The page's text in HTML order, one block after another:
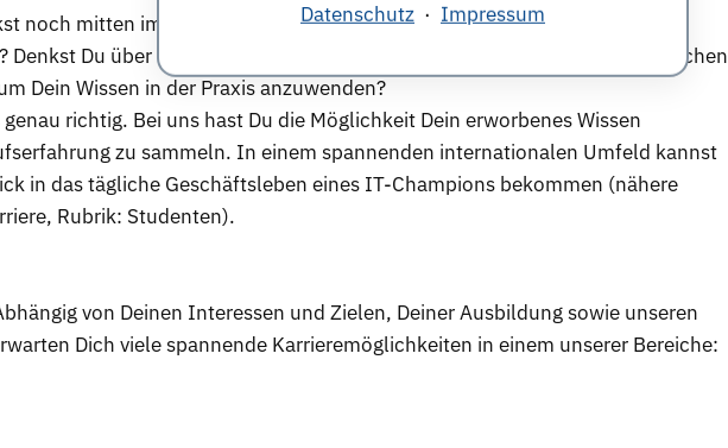
Datenschutz · Impressum
noch mitten im Studium, suchst aber nach einer Möglichkeit Theorie und
Denkst Du über ein Praktikum oder eine Abschlussarbeit mit einem praktischen
Dein Wissen in der Praxis anzuwenden?
richtig. Bei uns hast Du die Möglichkeit Dein erworbenes Wissen
zu sammeln. In einem spannenden internationalen Umfeld kannst
in das tägliche Geschäftsleben eines IT-Champions bekommen (nähere
Rubrik: Studenten).
von Deinen Interessen und Zielen, Deiner Ausbildung sowie unseren
Dich viele spannende Karrieremöglichkeiten in einem unserer Bereiche: